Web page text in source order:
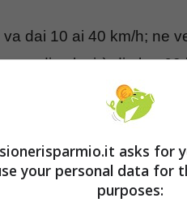
va dai 10 ai 40 km/h; ne
di velocità di oltre
velocità massima è 130
90 km/h nelle
rispetta i limiti in Italia
i 60 Km/h.La possibile
asks for
your personal data for
purposes: